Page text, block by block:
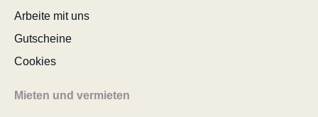
Arbeite mit uns
Gutscheine
Cookies
Mieten und vermieten